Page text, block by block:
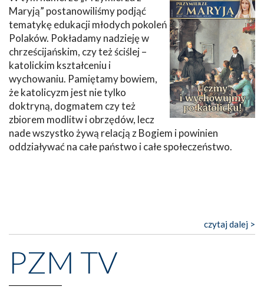
Maryją” postanowiliśmy podjąć
tematykę edukacji młodych pokoleń
Polaków. Pokładamy nadzieję w
chrześcijańskim, czy też ściślej –
katolickim kształceniu i
wychowaniu. Pamiętamy bowiem,
że katolicyzm jest nie tylko
doktryną, dogmatem czy też
zbiorem modlitw i obrzędów, lecz
nade wszystko żywą relacją z Bogiem i powinien
oddziaływać na całe państwo i całe społeczeństwo.
czytaj dalej >
PZM TV